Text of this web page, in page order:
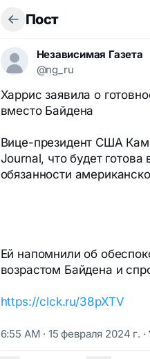
Пост
Независимая Газета
@ng_ru
Харрис заявила о
вместо Байдена
Вице-президент США
Journal, что будет
обязанности
Ей напомнили об
возрастом Байдена и
https://clck.ru/38pXTV
6:55 AM · 15 февраля 2024 г. ·